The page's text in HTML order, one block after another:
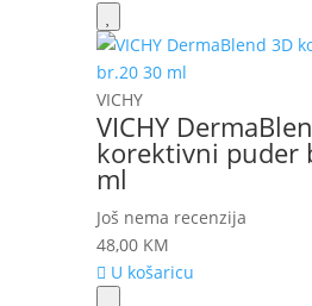
VICHY
VICHY
korektivni puder
ml
Još nema recenzija
48,00 KM
U košaricu